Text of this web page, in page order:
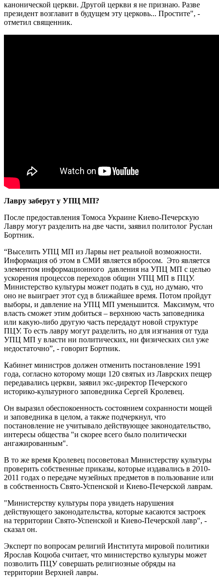
канонической церкви. Другой церкви я не признаю. Разве
президент возглавит в будущем эту церковь... Простите", -
отметил священник.
Лавру заберут у УПЦ МП?
После предоставления Томоса Украине Киево-Печерскую
Лавру могут разделить на две части, заявил политолог Руслан
Бортник.
“Выселить УПЦ МП из Ларвы нет реальной возможности.
Информация об этом в СМИ является вбросом. Это является
элементом информационного давления на УПЦ МП с целью
ускорения процессов переходов общин УПЦ МП в ПЦУ.
Министерство культуры может подать в суд, но думаю, что
оно не выиграет этот суд в ближайшее время. Потом пройдут
выборы, и давление на УПЦ МП уменьшится. Максимум, что
власть сможет этим добиться – верхнюю часть заповедника
или какую-либо другую часть передадут новой структуре
ПЦУ. То есть лавру могут разделить, но для изгнания от туда
УПЦ МП у власти ни политических, ни физических сил уже
недостаточно”, - говорит Бортник.
Кабинет министров должен отменить постановление 1991
года, согласно которому мощи 120 святых из Лаврских пещер
передавались церкви, заявил экс-директор Печерского
историко-культурного заповедника Сергей Кролевец.
Он выразил обеспокоенность состоянием сохранности мощей
и заповедника в целом, а также подчеркнул, что
постановление не учитывало действующее законодательство,
интересы общества "и скорее всего было политически
ангажированным".
В то же время Кролевец посоветовал Министерству культуры
проверить собственные приказы, которые издавались в 2010-
2011 годах о передаче музейных предметов в пользование или
в собственность Свято-Успенской и Киево-Печерской лаврам.
"Министерству культуры пора увидеть нарушения
действующего законодательства, которые касаются застроек
на территории Свято-Успенской и Киево-Печерской лавр", -
сказал он.
Эксперт по вопросам религий Института мировой политики
Ярослав Коцюба считает, что министерство культуры может
позволить ПЦУ совершать религиозные обряды на
территории Верхней лавры.